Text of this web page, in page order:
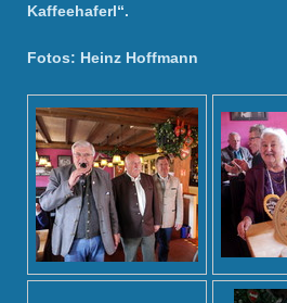
Kaffeehaferl“.
Fotos: Heinz Hoffmann